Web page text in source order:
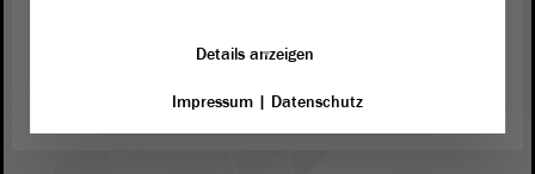
Zurück zur Landtagssitzung
Details anzeigen
Impressum| Datenschutz